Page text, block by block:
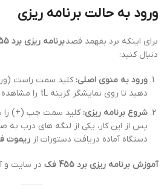
ورود به حالت برنامه ریزی
برای اینکه برد بفهمد قصدبرنامه ریزی برد 455 فک
دنبال کنید:
ورود به منوی اصلی:
دهید تا روی نمایشگر گزینه tL را مشاهده کنید.
شروع برنامه ریزی:
پس از این کار، یکی از لنگه های درب به
دستگاه آماده دریافت دستورات از ریموت فک
آموزش برنامه ریزی برد 455 فک در سایت و